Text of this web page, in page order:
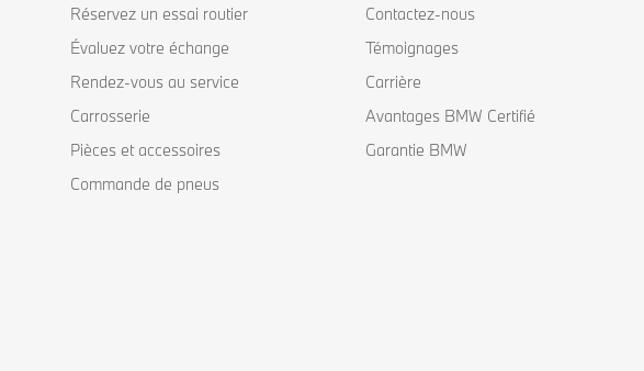
Réservez un essai routier
Évaluez votre échange
Rendez-vous au service
Carrosserie
Pièces et accessoires
Commande de pneus
Contactez-nous
Témoignages
Carrière
Avantages BMW Certifié
Garantie BMW